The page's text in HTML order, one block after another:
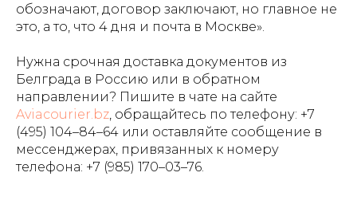
обозначают, договор заключают, но главное не
это, а то, что 4 дня и почта в Москве».
Нужна срочная доставка документов из
Белграда в Россию или в обратном
направлении? Пишите в чате на сайте
Aviacourier.bz , обращайтесь по телефону: +7
(495) 104–84–64 или оставляйте сообщение в
мессенджерах, привязанных к номеру
телефона: +7 (985) 170–03–76.